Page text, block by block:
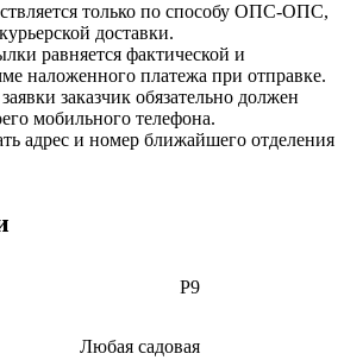
только по способу ОПС-ОПС,
доставки.
равняется фактической и
наложенного платежа при отправке.
заказчик обязательно должен
мобильного телефона.
адрес и номер ближайшего отделения
Р9
Любая садовая